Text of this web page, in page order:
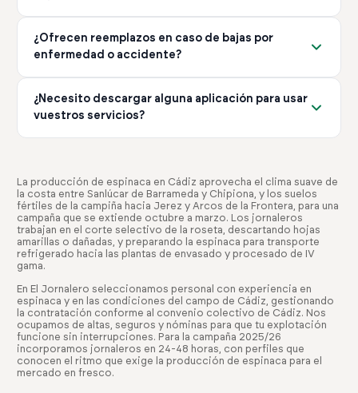
de la campaña y el tipo de servicio que necesites. No hay
costes ocultos ni tarifas adicionales no comunicadas
previamente.
un trabajador no cumple con lo esperado, lo
reemplazamos sin coste adicional. Nuestro compromiso
es garantizar que tengas el equipo adecuado para tu
explotación en todo momento.
¿Ofrecen reemplazos en caso de bajas por
enfermedad o accidente?
Temporal) y AT (Accidente de Trabajo) de forma
eficiente. Nos encargamos de encontrar reemplazos
rápidamente para que tu producción no se vea afectada.
¿Necesito descargar alguna aplicación para usar
vuestros servicios?
candidatos y controlar horarios desde cualquier lugar.
Está disponible gratis en iOS y Android, facilitando toda
la gestión desde tu móvil.
La producción de espinaca en Cádiz aprovecha el clima suave de
la costa entre Sanlúcar de Barrameda y Chipiona, y los suelos
fértiles de la campiña hacia Jerez y Arcos de la Frontera, para una
campaña que se extiende octubre a marzo. Los jornaleros
trabajan en el corte selectivo de la roseta, descartando hojas
amarillas o dañadas, y preparando la espinaca para transporte
refrigerado hacia las plantas de envasado y procesado de IV
gama.
En El Jornalero seleccionamos personal con experiencia en
espinaca y en las condiciones del campo de Cádiz, gestionando
la contratación conforme al convenio colectivo de Cádiz. Nos
ocupamos de altas, seguros y nóminas para que tu explotación
funcione sin interrupciones. Para la campaña 2025/26
incorporamos jornaleros en 24-48 horas, con perfiles que
conocen el ritmo que exige la producción de espinaca para el
mercado en fresco.